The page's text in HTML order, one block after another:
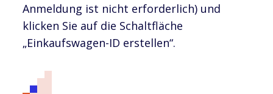
Anmeldung ist nicht erforderlich) und
klicken Sie auf die Schaltfläche
„Einkaufswagen-ID erstellen“.